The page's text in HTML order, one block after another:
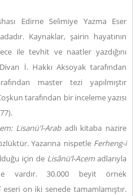
Edirne Selimiye Yazma Eser
Kaynaklar, şairin hayatının
ile tevhit ve naatler yazdığını
İ. Hakkı Aksoyak tarafından
master tezi yapılmıştır
tarafından bir inceleme yazısı
Lisanü'l-Arabadlı kitaba nazire
Yazarına nispetle Ferheng-i
için de Lisânü’l-Acemadlarıyla
vardır. 30.000 beyit örnek
on iki senede tamamlamıştır.